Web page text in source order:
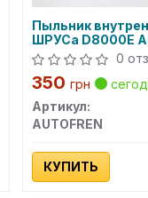
Пыльник
ШРУСа D8000E
0
350 грн
Артикул:
AUTOFREN
КУПИТЬ